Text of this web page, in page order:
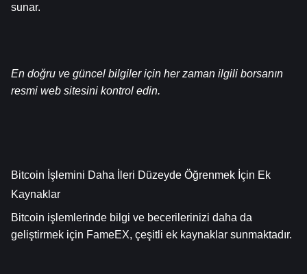
sunar.
En doğru ve güncel bilgiler için her zaman ilgili borsanın
resmi web sitesini kontrol edin.
Bitcoin İşlemini Daha İleri Düzeyde Öğrenmek İçin Ek
Kaynaklar
Bitcoin işlemlerinde bilgi ve becerilerinizi daha da
geliştirmek için FameEX, çeşitli ek kaynaklar sunmaktadır.